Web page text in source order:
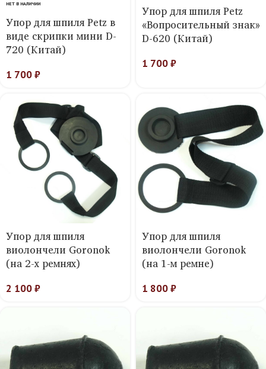
НЕТ В НАЛИЧИИ
Упор для шпиля Petz в
виде скрипки мини D-
720 (Китай)
1 700₽
Упор для шпиля Petz
«Вопросительный знак»
D-620 (Китай)
1 700₽
Упор для шпиля
виолончели Goronok
(на 2-х ремнях)
2 100₽
Упор для шпиля
виолончели Goronok
(на 1-м ремне)
1 800₽